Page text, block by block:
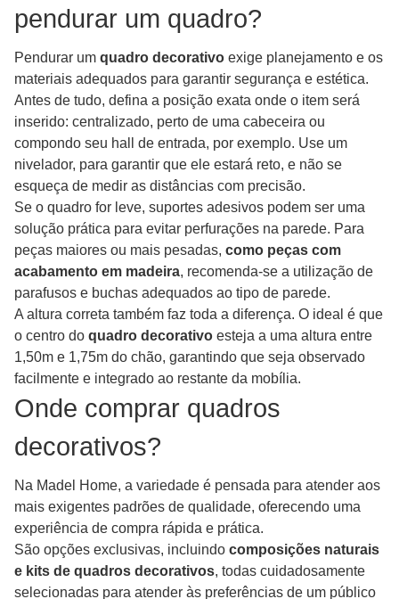
pendurar um quadro?
Pendurar um quadro decorativo exige planejamento e os
materiais adequados para garantir segurança e estética.
Antes de tudo, defina a posição exata onde o item será
inserido: centralizado, perto de uma cabeceira ou
compondo seu hall de entrada, por exemplo. Use um
nivelador, para garantir que ele estará reto, e não se
esqueça de medir as distâncias com precisão.
Se o quadro for leve, suportes adesivos podem ser uma
solução prática para evitar perfurações na parede. Para
peças maiores ou mais pesadas, como peças com
acabamento em madeira, recomenda-se a utilização de
parafusos e buchas adequados ao tipo de parede.
A altura correta também faz toda a diferença. O ideal é que
o centro do quadro decorativo esteja a uma altura entre
1,50m e 1,75m do chão, garantindo que seja observado
facilmente e integrado ao restante da mobília.
Onde comprar quadros
decorativos?
Na Madel Home, a variedade é pensada para atender aos
mais exigentes padrões de qualidade, oferecendo uma
experiência de compra rápida e prática.
São opções exclusivas, incluindo composições naturais
e kits de quadros decorativos, todas cuidadosamente
selecionadas para atender às preferências de um público